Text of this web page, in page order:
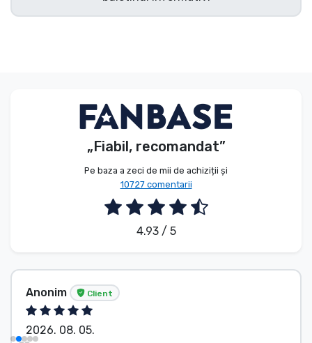
„Fiabil, recomandat”
Pe baza a zeci de mii de achiziții și
10727 comentarii
4.93 / 5
Anonim Client
2026. 08. 05.